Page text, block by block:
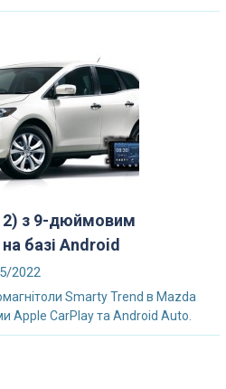
з 9-дюймовим
базі Android
2022
Smarty Trend в Mazda
Apple CarPlay та Android Auto.